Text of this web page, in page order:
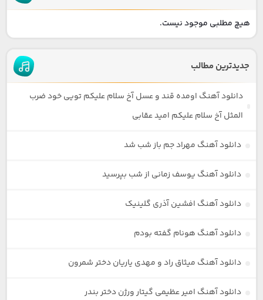
هیچ مطلبی موجود نیست.
جدیدترین مطالب
دانلود آهنگ اومده قند و عسل آخ سلام علیکم تویی خود ضرب
المثل آخ سلام علیکم امید عقابی
دانلود آهنگ مهراد جم باز شب شد
دانلود آهنگ یوسف زمانی از شب بپرسید
دانلود آهنگ افشین آذری گلینیک
دانلود آهنگ هونام گفته بودم
دانلود آهنگ میثاق راد و مهدی یاریان دختر شمرون
دانلود آهنگ امیر عظیمی گیتار ورژن دختر بندر